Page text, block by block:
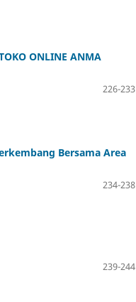
ONLINE ANMA
226-233
Bersama Area
234-238
239-244